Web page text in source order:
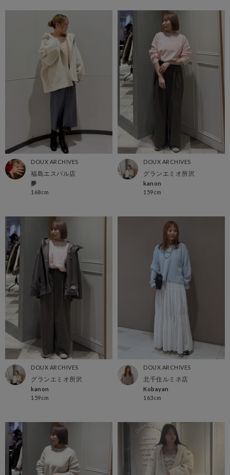
DOUX ARCHIVES
福島エスパル店
夢
168cm
DOUX ARCHIVES
グランエミオ所沢
kanon
159cm
DOUX ARCHIVES
グランエミオ所沢
kanon
159cm
DOUX ARCHIVES
北千住ルミネ店
Kobayan
163cm